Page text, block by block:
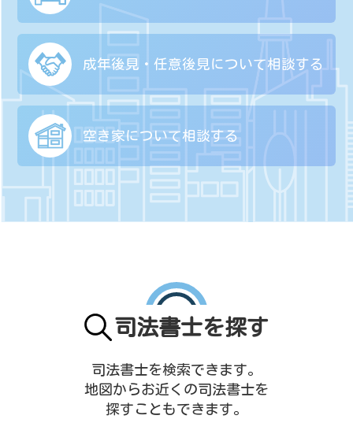
成年後見・任意後見について相談する
空き家について相談する
司法書士を探す
司法書士を検索できます。
地図からお近くの司法書士を
探すこともできます。